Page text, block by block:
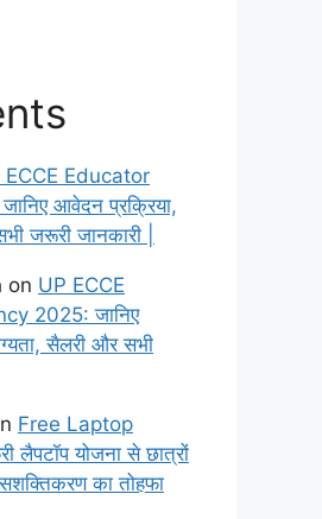
ECCE Educator
आवेदन प्रक्रिया,
जरूरी जानकारी |
on UP ECCE
2025: जानिए
सैलरी और सभी
Free Laptop
लैपटॉप योजना से छात्रों
का तोहफा